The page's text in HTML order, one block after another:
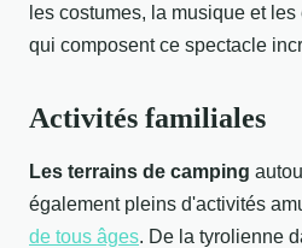
les costumes, la musique et
qui composent ce spectacle
Activités familiales
Les terrains de camping
également pleins d'activités
de tous âges. De la tyrolienne